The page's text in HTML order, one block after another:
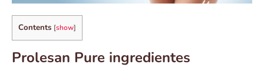
Contents [show]
Prolesan Pure ingredientes